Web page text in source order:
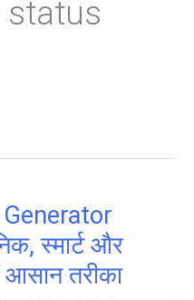
status
स्मार्ट और
तरीका